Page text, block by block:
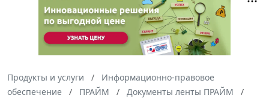
Продукты и услуги
Информационно-правовое
обеспечение
ПРАЙМ
Документы ленты ПРАЙМ